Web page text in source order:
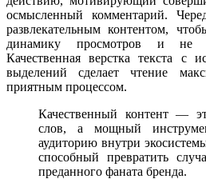
осмысленный комментарий.
развлекательным контентом,
динамику просмотров и не
Качественная верстка текста с
выделений сделает чтение
приятным процессом.
Качественный контент —
слов, а мощный
аудиторию внутри
способный превратить
преданного фаната бренда.